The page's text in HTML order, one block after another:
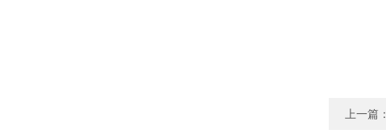
上一篇：